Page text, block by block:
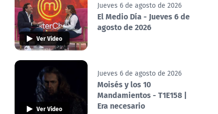
Ver Video
Jueves 6 de agosto de 2026
El Medio Día - Jueves 6 de
agosto de 2026
Ver Video
Jueves 6 de agosto de 2026
Moisés y los 10
Mandamientos - T1E158 |
Era necesario